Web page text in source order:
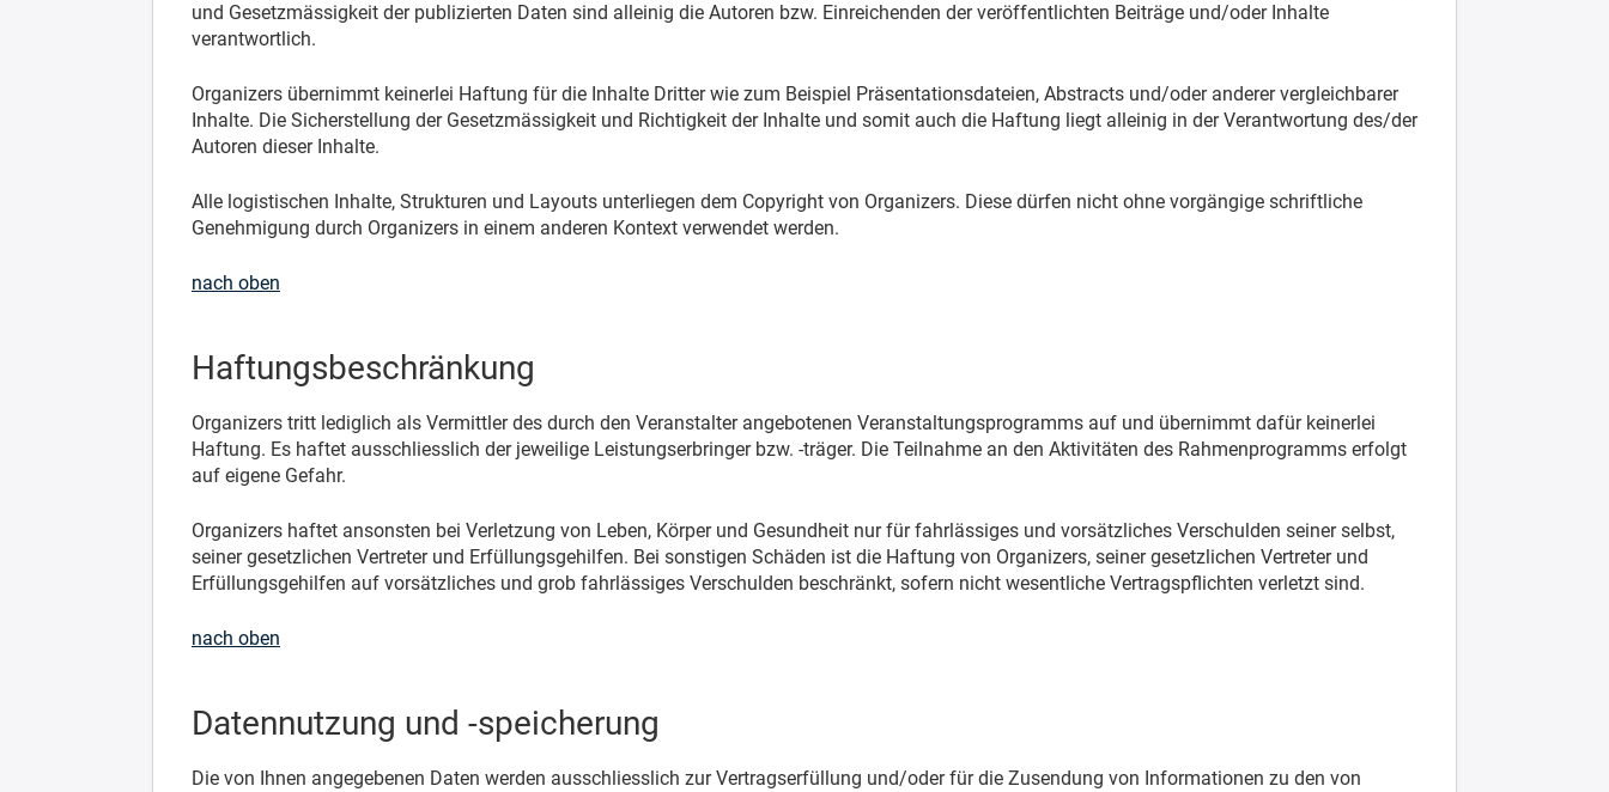
und Gesetzmässigkeit der publizierten Daten sind alleinig die Autoren bzw. Einreichenden der veröffentlichten Beiträge und/oder Inhalte
verantwortlich.
Organizers übernimmt keinerlei Haftung für die Inhalte Dritter wie zum Beispiel Präsentationsdateien, Abstracts und/oder anderer vergleichbarer
Inhalte. Die Sicherstellung der Gesetzmässigkeit und Richtigkeit der Inhalte und somit auch die Haftung liegt alleinig in der Verantwortung des/der
Autoren dieser Inhalte.
Alle logistischen Inhalte, Strukturen und Layouts unterliegen dem Copyright von Organizers. Diese dürfen nicht ohne vorgängige schriftliche
Genehmigung durch Organizers in einem anderen Kontext verwendet werden.
nach oben
Haftungsbeschränkung
Organizers tritt lediglich als Vermittler des durch den Veranstalter angebotenen Veranstaltungsprogramms auf und übernimmt dafür keinerlei
Haftung. Es haftet ausschliesslich der jeweilige Leistungserbringer bzw. -träger. Die Teilnahme an den Aktivitäten des Rahmenprogramms erfolgt
auf eigene Gefahr.
Organizers haftet ansonsten bei Verletzung von Leben, Körper und Gesundheit nur für fahrlässiges und vorsätzliches Verschulden seiner selbst,
seiner gesetzlichen Vertreter und Erfüllungsgehilfen. Bei sonstigen Schäden ist die Haftung von Organizers, seiner gesetzlichen Vertreter und
Erfüllungsgehilfen auf vorsätzliches und grob fahrlässiges Verschulden beschränkt, sofern nicht wesentliche Vertragspflichten verletzt sind.
nach oben
Datennutzung und -speicherung
Die von Ihnen angegebenen Daten werden ausschliesslich zur Vertragserfüllung und/oder für die Zusendung von Informationen zu den von